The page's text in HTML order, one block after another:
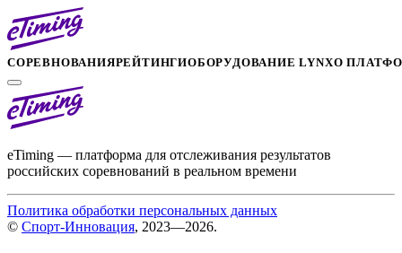
СОРЕВНОВАНИЯРЕЙТИНГИОБОРУДОВАНИЕ LYNXО
eTiming — платформа для отслеживания результатов
российских соревнований в реальном времени
Политика обработки персональных данных
© Спорт-Инновация, 2023—2026.